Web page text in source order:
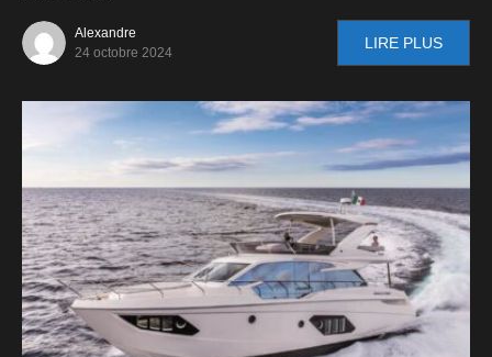
Alexandre
24 octobre 2024
LIRE PLUS